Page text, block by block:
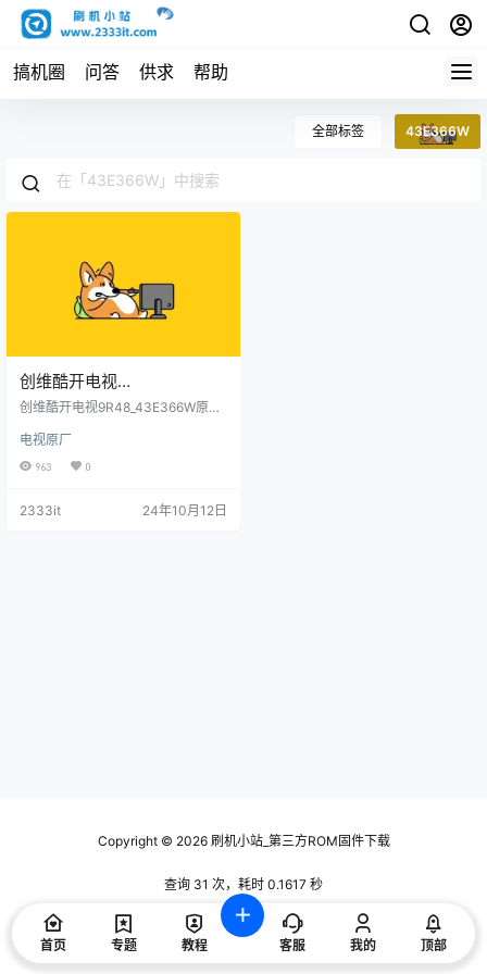
搞机圈 问答 供求 帮助
全部标签 43E366W
创维酷开电视
9R48_43E366W原厂程序U
创维酷开电视9R48_43E366W原厂
电视原厂
963 0
2333it 24年10月12日
Copyright © 2026刷机小站_第三方ROM固件下载
查询 31 次，耗时 0.1617 秒
首页 专题 教程 客服 我的 顶部